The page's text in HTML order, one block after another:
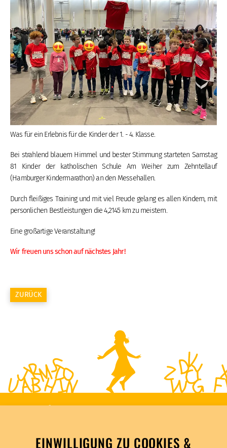
EINWILLIGUNG ZU COOKIES &
Was für ein Erlebnis für die Kinder der 1. - 4. Klasse.
Bei strahlend blauem Himmel und bester Stimmung starteten Samstag
81 Kinder der katholischen Schule Am Weiher zum Zehntellauf
(Hamburger Kindermarathon) an den Messehallen.
Durch fleißiges Training und mit viel Freude gelang es allen Kindern, mit
personlichen Bestleistungen die 4,2145 km zu meistern.
Eine großartige Veranstaltung!
Wir freuen uns schon auf nächstes Jahr!
ZURÜCK